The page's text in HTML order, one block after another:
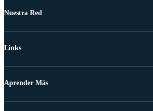
Nuestra Red
Links
Aprender Más